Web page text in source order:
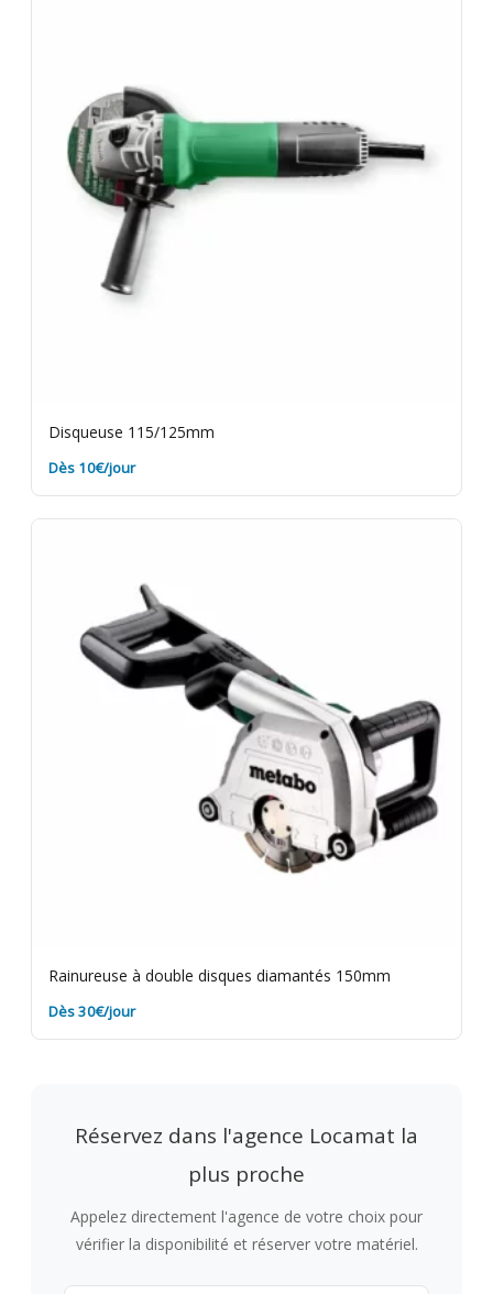
Disqueuse 115/125mm
Dès 10€/jour
Rainureuse à double disques diamantés 150mm
Dès 30€/jour
Réservez dans l'agence Locamat la
plus proche
Appelez directement l'agence de votre choix pour
vérifier la disponibilité et réserver votre matériel.